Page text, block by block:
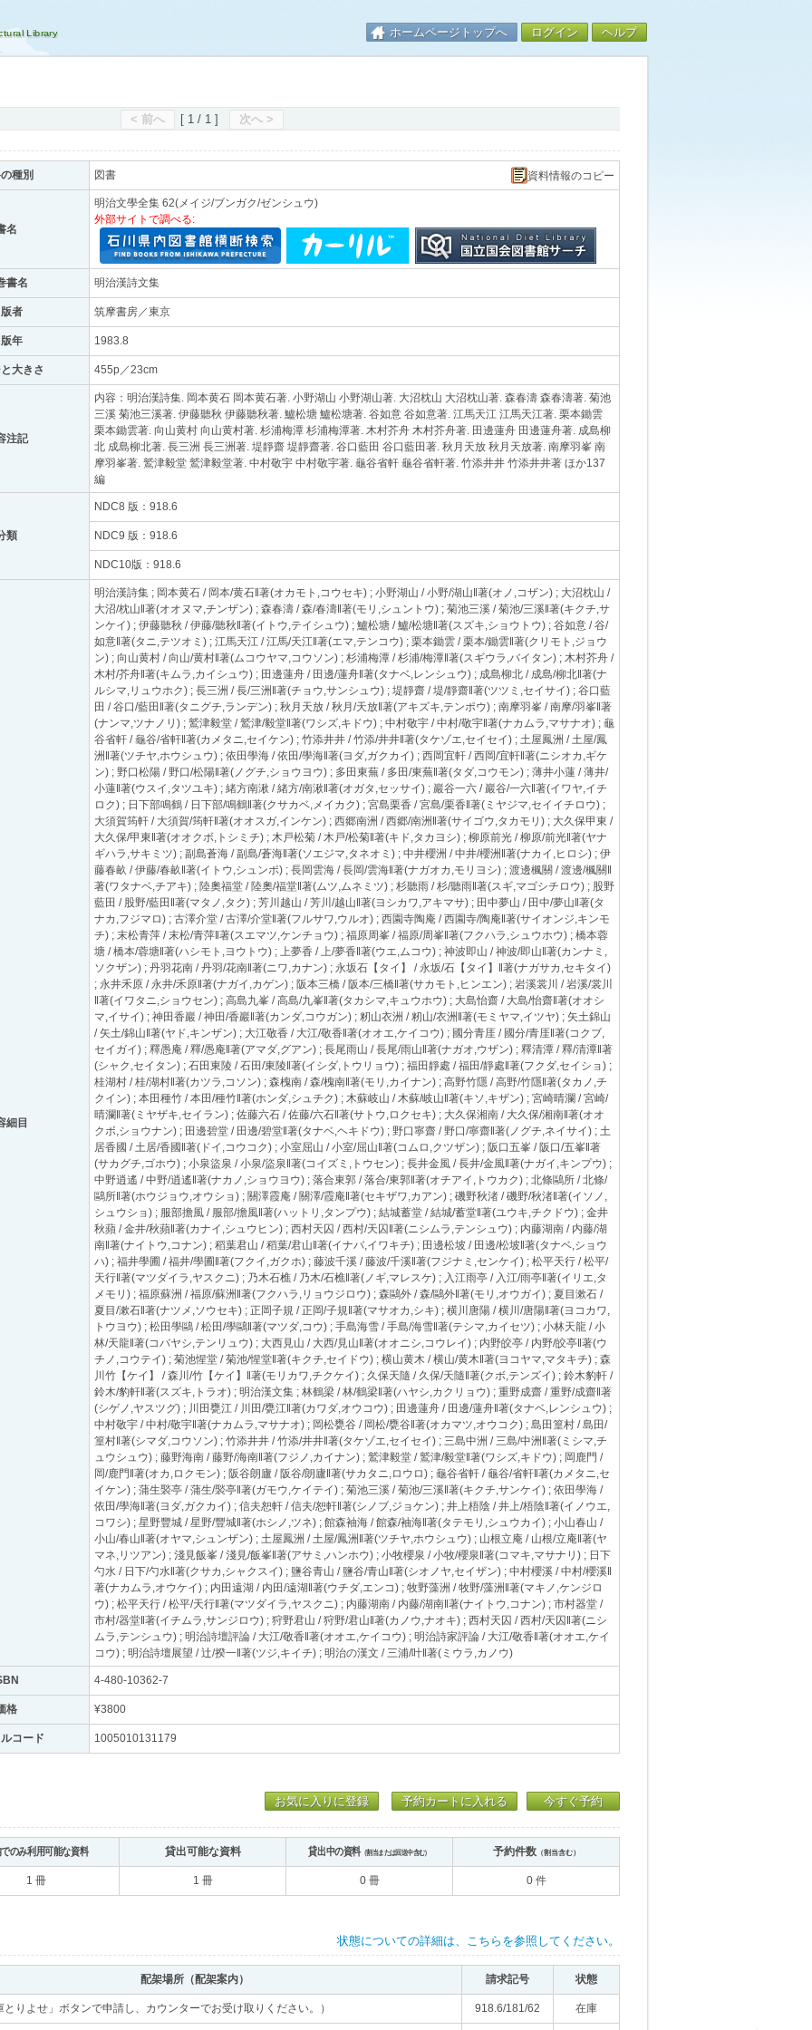
ホームページトップへ ログイン ヘルプ
< 前へ [ 1 / 1 ] 次へ >
種別 図書 資料情報のコピー
名
明治文學全集 62(メイジ/ブンガク/ゼンシュウ)
外部サイトで調べる:
書名 明治漢詩文集
者 筑摩書房／東京
年 1983.8
大きさ 455p／23cm
注記
内容：明治漢詩集. 岡本黄石 岡本黄石著. 小野湖山 小野湖山著. 大沼枕山 大沼枕山著. 森春濤 森春濤著. 菊池
三溪 菊池三溪著. 伊藤聽秋 伊藤聽秋著. 鱸松塘 鱸松塘著. 谷如意 谷如意著. 江馬天江 江馬天江著. 栗本鋤雲
栗本鋤雲著. 向山黄村 向山黄村著. 杉浦梅潭 杉浦梅潭著. 木村芥舟 木村芥舟著. 田邊蓮舟 田邊蓮舟著. 成島柳
北 成島柳北著. 長三洲 長三洲著. 堤靜齋 堤靜齋著. 谷口藍田 谷口藍田著. 秋月天放 秋月天放著. 南摩羽峯 南
摩羽峯著. 鷲津毅堂 鷲津毅堂著. 中村敬宇 中村敬宇著. 龜谷省軒 龜谷省軒著. 竹添井井 竹添井井著 ほか137
編
類
NDC8 版：918.6
NDC9 版：918.6
NDC10版：918.6
細目
明治漢詩集 ; 岡本黄石 / 岡本/黄石‖著(オカモト,コウセキ) ; 小野湖山 / 小野/湖山‖著(オノ,コザン) ; 大沼枕山 /
大沼/枕山‖著(オオヌマ,チンザン) ; 森春濤 / 森/春濤‖著(モリ,シュントウ) ; 菊池三溪 / 菊池/三溪‖著(キクチ,サ
ンケイ) ; 伊藤聽秋 / 伊藤/聽秋‖著(イトウ,テイシュウ) ; 鱸松塘 / 鱸/松塘‖著(スズキ,ショウトウ) ; 谷如意 / 谷/
如意‖著(タニ,テツオミ) ; 江馬天江 / 江馬/天江‖著(エマ,テンコウ) ; 栗本鋤雲 / 栗本/鋤雲‖著(クリモト,ジョウ
ン) ; 向山黄村 / 向山/黄村‖著(ムコウヤマ,コウソン) ; 杉浦梅潭 / 杉浦/梅潭‖著(スギウラ,バイタン) ; 木村芥舟 /
木村/芥舟‖著(キムラ,カイシュウ) ; 田邊蓮舟 / 田邊/蓮舟‖著(タナベ,レンシュウ) ; 成島柳北 / 成島/柳北‖著(ナ
ルシマ,リュウホク) ; 長三洲 / 長/三洲‖著(チョウ,サンシュウ) ; 堤靜齋 / 堤/靜齋‖著(ツツミ,セイサイ) ; 谷口藍
田 / 谷口/藍田‖著(タニグチ,ランデン) ; 秋月天放 / 秋月/天放‖著(アキズキ,テンポウ) ; 南摩羽峯 / 南摩/羽峯‖著
(ナンマ,ツナノリ) ; 鷲津毅堂 / 鷲津/毅堂‖著(ワシズ,キドウ) ; 中村敬宇 / 中村/敬宇‖著(ナカムラ,マサナオ) ; 龜
谷省軒 / 龜谷/省軒‖著(カメタニ,セイケン) ; 竹添井井 / 竹添/井井‖著(タケゾエ,セイセイ) ; 土屋鳳洲 / 土屋/鳳
洲‖著(ツチヤ,ホウシュウ) ; 依田學海 / 依田/學海‖著(ヨダ,ガクカイ) ; 西岡宜軒 / 西岡/宜軒‖著(ニシオカ,ギケ
ン) ; 野口松陽 / 野口/松陽‖著(ノグチ,ショウヨウ) ; 多田東蕪 / 多田/東蕪‖著(タダ,コウモン) ; 薄井小蓮 / 薄井/
小蓮‖著(ウスイ,タツユキ) ; 緒方南湫 / 緒方/南湫‖著(オガタ,セッサイ) ; 巖谷一六 / 巖谷/一六‖著(イワヤ,イチ
ロク) ; 日下部鳴鶴 / 日下部/鳴鶴‖著(クサカベ,メイカク) ; 宮島栗香 / 宮島/栗香‖著(ミヤジマ,セイイチロウ) ;
大須賀筠軒 / 大須賀/筠軒‖著(オオスガ,インケン) ; 西郷南洲 / 西郷/南洲‖著(サイゴウ,タカモリ) ; 大久保甲東 /
大久保/甲東‖著(オオクボ,トシミチ) ; 木戸松菊 / 木戸/松菊‖著(キド,タカヨシ) ; 柳原前光 / 柳原/前光‖著(ヤナ
ギハラ,サキミツ) ; 副島蒼海 / 副島/蒼海‖著(ソエジマ,タネオミ) ; 中井櫻洲 / 中井/櫻洲‖著(ナカイ,ヒロシ) ; 伊
藤春畝 / 伊藤/春畝‖著(イトウ,シュンポ) ; 長岡雲海 / 長岡/雲海‖著(ナガオカ,モリヨシ) ; 渡邊楓關 / 渡邊/楓關‖
著(ワタナベ,チアキ) ; 陸奧福堂 / 陸奧/福堂‖著(ムツ,ムネミツ) ; 杉聽雨 / 杉/聽雨‖著(スギ,マゴシチロウ) ; 股野
藍田 / 股野/藍田‖著(マタノ,タク) ; 芳川越山 / 芳川/越山‖著(ヨシカワ,アキマサ) ; 田中夢山 / 田中/夢山‖著(タ
ナカ,フジマロ) ; 古澤介堂 / 古澤/介堂‖著(フルサワ,ウルオ) ; 西園寺陶庵 / 西園寺/陶庵‖著(サイオンジ,キンモ
チ) ; 末松青萍 / 末松/青萍‖著(スエマツ,ケンチョウ) ; 福原周峯 / 福原/周峯‖著(フクハラ,シュウホウ) ; 橋本蓉
塘 / 橋本/蓉塘‖著(ハシモト,ヨウトウ) ; 上夢香 / 上/夢香‖著(ウエ,ムコウ) ; 神波即山 / 神波/即山‖著(カンナミ,
ソクザン) ; 丹羽花南 / 丹羽/花南‖著(ニワ,カナン) ; 永坂石【タイ】 / 永坂/石【タイ】‖著(ナガサカ,セキタイ)
; 永井禾原 / 永井/禾原‖著(ナガイ,カゲン) ; 阪本三橋 / 阪本/三橋‖著(サカモト,ヒンエン) ; 岩溪裳川 / 岩溪/裳川
‖著(イワタニ,ショウセン) ; 高島九峯 / 高島/九峯‖著(タカシマ,キュウホウ) ; 大島怡齋 / 大島/怡齋‖著(オオシ
マ,イサイ) ; 神田香巖 / 神田/香巖‖著(カンダ,コウガン) ; 籾山衣洲 / 籾山/衣洲‖著(モミヤマ,イツヤ) ; 矢土錦山
/ 矢土/錦山‖著(ヤド,キンザン) ; 大江敬香 / 大江/敬香‖著(オオエ,ケイコウ) ; 國分青厓 / 國分/青厓‖著(コクブ,
セイガイ) ; 釋愚庵 / 釋/愚庵‖著(アマダ,グアン) ; 長尾雨山 / 長尾/雨山‖著(ナガオ,ウザン) ; 釋清潭 / 釋/清潭‖著
(シャク,セイタン) ; 石田東陵 / 石田/東陵‖著(イシダ,トウリョウ) ; 福田靜處 / 福田/靜處‖著(フクダ,セイショ) ;
桂湖村 / 桂/湖村‖著(カツラ,コソン) ; 森槐南 / 森/槐南‖著(モリ,カイナン) ; 高野竹隱 / 高野/竹隱‖著(タカノ,チ
クイン) ; 本田種竹 / 本田/種竹‖著(ホンダ,シュチク) ; 木蘇岐山 / 木蘇/岐山‖著(キソ,キザン) ; 宮崎晴瀾 / 宮崎/
晴瀾‖著(ミヤザキ,セイラン) ; 佐藤六石 / 佐藤/六石‖著(サトウ,ロクセキ) ; 大久保湘南 / 大久保/湘南‖著(オオ
クボ,ショウナン) ; 田邊碧堂 / 田邊/碧堂‖著(タナベ,ヘキドウ) ; 野口寧齋 / 野口/寧齋‖著(ノグチ,ネイサイ) ; 土
居香國 / 土居/香國‖著(ドイ,コウコク) ; 小室屈山 / 小室/屈山‖著(コムロ,クツザン) ; 阪口五峯 / 阪口/五峯‖著
(サカグチ,ゴホウ) ; 小泉盜泉 / 小泉/盜泉‖著(コイズミ,トウセン) ; 長井金風 / 長井/金風‖著(ナガイ,キンプウ) ;
中野逍遙 / 中野/逍遙‖著(ナカノ,ショウヨウ) ; 落合東郭 / 落合/東郭‖著(オチアイ,トウカク) ; 北條鷗所 / 北條/
鷗所‖著(ホウジョウ,オウショ) ; 關澤霞庵 / 關澤/霞庵‖著(セキザワ,カアン) ; 磯野秋渚 / 磯野/秋渚‖著(イソノ,
シュウショ) ; 服部擔風 / 服部/擔風‖著(ハットリ,タンプウ) ; 結城蓄堂 / 結城/蓄堂‖著(ユウキ,チクドウ) ; 金井
秋蘋 / 金井/秋蘋‖著(カナイ,シュウヒン) ; 西村天囚 / 西村/天囚‖著(ニシムラ,テンシュウ) ; 内藤湖南 / 内藤/湖
南‖著(ナイトウ,コナン) ; 稻葉君山 / 稻葉/君山‖著(イナバ,イワキチ) ; 田邊松坡 / 田邊/松坡‖著(タナベ,ショウ
ハ) ; 福井學圃 / 福井/學圃‖著(フクイ,ガクホ) ; 藤波千溪 / 藤波/千溪‖著(フジナミ,センケイ) ; 松平天行 / 松平/
天行‖著(マツダイラ,ヤスクニ) ; 乃木石樵 / 乃木/石樵‖著(ノギ,マレスケ) ; 入江雨亭 / 入江/雨亭‖著(イリエ,タ
メモリ) ; 福原蘇洲 / 福原/蘇洲‖著(フクハラ,リョウジロウ) ; 森鷗外 / 森/鷗外‖著(モリ,オウガイ) ; 夏目漱石 /
夏目/漱石‖著(ナツメ,ソウセキ) ; 正岡子規 / 正岡/子規‖著(マサオカ,シキ) ; 横川唐陽 / 横川/唐陽‖著(ヨコカワ,
トウヨウ) ; 松田學鷗 / 松田/學鷗‖著(マツダ,コウ) ; 手島海雪 / 手島/海雪‖著(テシマ,カイセツ) ; 小林天龍 / 小
林/天龍‖著(コバヤシ,テンリュウ) ; 大西見山 / 大西/見山‖著(オオニシ,コウレイ) ; 内野皎亭 / 内野/皎亭‖著(ウ
チノ,コウテイ) ; 菊池惺堂 / 菊池/惺堂‖著(キクチ,セイドウ) ; 横山黄木 / 横山/黄木‖著(ヨコヤマ,マタキチ) ; 森
川竹【ケイ】 / 森川/竹【ケイ】‖著(モリカワ,チクケイ) ; 久保天隨 / 久保/天隨‖著(クボ,テンズイ) ; 鈴木豹軒 /
鈴木/豹軒‖著(スズキ,トラオ) ; 明治漢文集 ; 林鶴梁 / 林/鶴梁‖著(ハヤシ,カクリョウ) ; 重野成齋 / 重野/成齋‖著
(シゲノ,ヤスツグ) ; 川田甕江 / 川田/甕江‖著(カワダ,オウコウ) ; 田邊蓮舟 / 田邊/蓮舟‖著(タナベ,レンシュウ) ;
中村敬宇 / 中村/敬宇‖著(ナカムラ,マサナオ) ; 岡松甕谷 / 岡松/甕谷‖著(オカマツ,オウコク) ; 島田篁村 / 島田/
篁村‖著(シマダ,コウソン) ; 竹添井井 / 竹添/井井‖著(タケゾエ,セイセイ) ; 三島中洲 / 三島/中洲‖著(ミシマ,チ
ュウシュウ) ; 藤野海南 / 藤野/海南‖著(フジノ,カイナン) ; 鷲津毅堂 / 鷲津/毅堂‖著(ワシズ,キドウ) ; 岡鹿門 /
岡/鹿門‖著(オカ,ロクモン) ; 阪谷朗廬 / 阪谷/朗廬‖著(サカタニ,ロウロ) ; 龜谷省軒 / 龜谷/省軒‖著(カメタニ,セ
イケン) ; 蒲生褧亭 / 蒲生/褧亭‖著(ガモウ,ケイテイ) ; 菊池三溪 / 菊池/三溪‖著(キクチ,サンケイ) ; 依田學海 /
依田/學海‖著(ヨダ,ガクカイ) ; 信夫恕軒 / 信夫/恕軒‖著(シノブ,ジョケン) ; 井上梧陰 / 井上/梧陰‖著(イノウエ,
コワシ) ; 星野豐城 / 星野/豐城‖著(ホシノ,ツネ) ; 館森袖海 / 館森/袖海‖著(タテモリ,シュウカイ) ; 小山春山 /
小山/春山‖著(オヤマ,シュンザン) ; 土屋鳳洲 / 土屋/鳳洲‖著(ツチヤ,ホウシュウ) ; 山根立庵 / 山根/立庵‖著(ヤ
マネ,リツアン) ; 淺見飯峯 / 淺見/飯峯‖著(アサミ,ハンホウ) ; 小牧櫻泉 / 小牧/櫻泉‖著(コマキ,マサナリ) ; 日下
勺水 / 日下/勺水‖著(クサカ,シャクスイ) ; 鹽谷青山 / 鹽谷/青山‖著(シオノヤ,セイザン) ; 中村櫻溪 / 中村/櫻溪‖
著(ナカムラ,オウケイ) ; 内田遠湖 / 内田/遠湖‖著(ウチダ,エンコ) ; 牧野藻洲 / 牧野/藻洲‖著(マキノ,ケンジロ
ウ) ; 松平天行 / 松平/天行‖著(マツダイラ,ヤスクニ) ; 内藤湖南 / 内藤/湖南‖著(ナイトウ,コナン) ; 市村器堂 /
市村/器堂‖著(イチムラ,サンジロウ) ; 狩野君山 / 狩野/君山‖著(カノウ,ナオキ) ; 西村天囚 / 西村/天囚‖著(ニシ
ムラ,テンシュウ) ; 明治詩壇評論 / 大江/敬香‖著(オオエ,ケイコウ) ; 明治詩家評論 / 大江/敬香‖著(オオエ,ケイ
コウ) ; 明治詩壇展望 / 辻/揆一‖著(ツジ,キイチ) ; 明治の漢文 / 三浦/叶‖著(ミウラ,カノウ)
4-480-10362-7
格 ¥3800
コード 1005010131179
お気に入りに登録 予約カートに入れる 今すぐ予約
のみ利用可能な資料 貸出可能な資料 貸出中の資料（割当または回送中含む） 予約件数（割当含む）
1 冊 1 冊 0 冊 0 件
状態についての詳細は、こちらを参照してください。
配架場所（配架案内） 請求記号 状態
りよせ」ボタンで申請し、カウンターでお受け取りください。） 918.6/181/62 在庫